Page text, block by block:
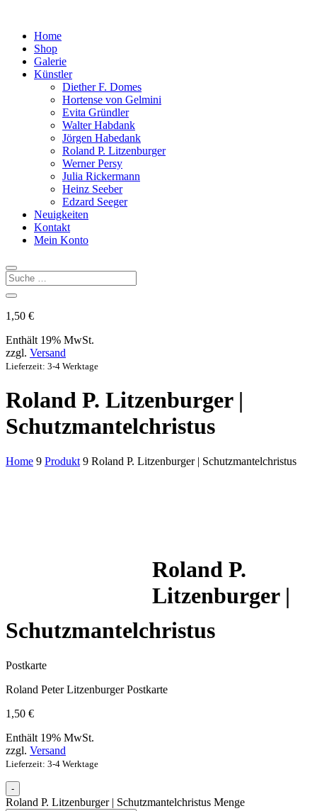
Home
Shop
Galerie
Künstler
Diether F. Domes
Hortense von Gelmini
Evita Gründler
Walter Habdank
Jörgen Habedank
Roland P. Litzenburger
Werner Persy
Julia Rickermann
Heinz Seeber
Edzard Seeger
Neuigkeiten
Kontakt
Mein Konto
1,50 €
Enthält 19% MwSt.
zzgl. Versand
Lieferzeit: 3-4 Werktage
Roland P. Litzenburger |
Schutzmantelchristus
Home 9 Produkt 9 Roland P. Litzenburger | Schutzmantelchristus
Roland P.
Litzenburger |
Schutzmantelchristus
Postkarte
Roland Peter Litzenburger Postkarte
1,50 €
Enthält 19% MwSt.
zzgl. Versand
Lieferzeit: 3-4 Werktage
-
Roland P. Litzenburger | Schutzmantelchristus Menge